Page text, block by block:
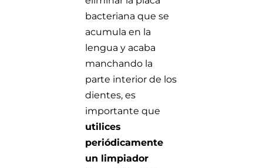
bacteriana que se
acumula en la
lengua y acaba
manchando la
parte interior de los
dientes, es
importante que
utilices
periódicamente
un limpiador